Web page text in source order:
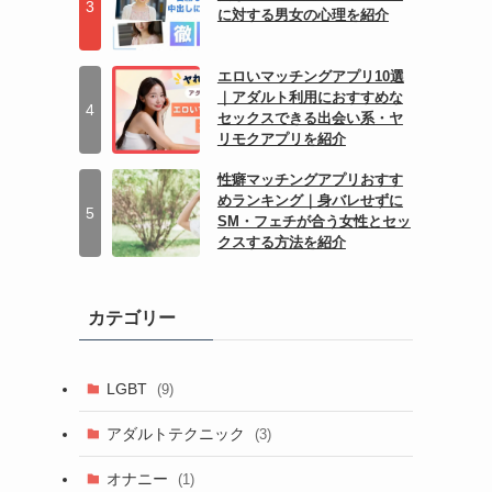
に対する男女の心理を紹介
エロいマッチングアプリ10選
｜アダルト利用におすすめな
セックスできる出会い系・ヤ
リモクアプリを紹介
性癖マッチングアプリおすす
めランキング｜身バレせずに
SM・フェチが合う女性とセッ
クスする方法を紹介
カテゴリー
LGBT (9)
アダルトテクニック (3)
オナニー (1)